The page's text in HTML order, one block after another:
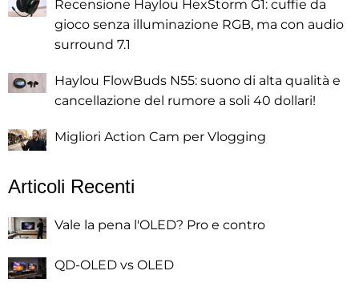
Recensione Haylou HexStorm G1: cuffie da
gioco senza illuminazione RGB, ma con audio
surround 7.1
Haylou FlowBuds N55: suono di alta qualità e
cancellazione del rumore a soli 40 dollari!
Migliori Action Cam per Vlogging
Articoli Recenti
Vale la pena l'OLED? Pro e contro
QD-OLED vs OLED